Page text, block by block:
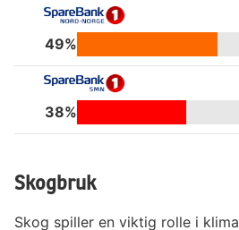
49%
38%
Skogbruk
Skog spiller en viktig rolle i